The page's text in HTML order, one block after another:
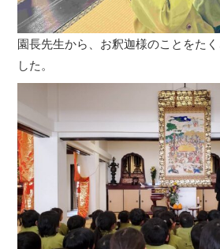
園長先生から、お釈迦様のことをた
した。